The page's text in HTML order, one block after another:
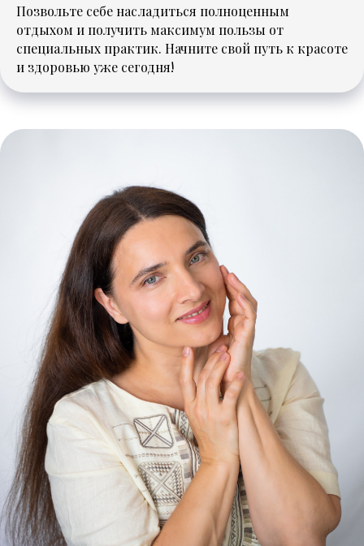
Позвольте себе насладиться полноценным
отдыхом и получить максимум пользы от
специальных практик. Начните свой путь к красоте
и здоровью уже сегодня!